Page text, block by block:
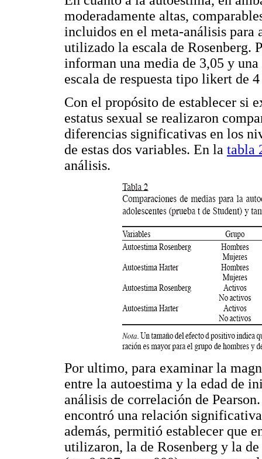
moderadamente altas,
incluidos en el meta-análisis para
utilizado la escala de Rosenberg.
informan una media de 3,05 y
escala de respuesta tipo likert de
Con el propósito de establecer si
estatus sexual se realizaron
diferencias significativas en los
de estas dos variables. En la tabla
análisis.
Por ultimo, para examinar la
entre la autoestima y la edad de
análisis de correlación de
encontró una relación
además, permitió establecer que
utilizaron, la de Rosenberg y la